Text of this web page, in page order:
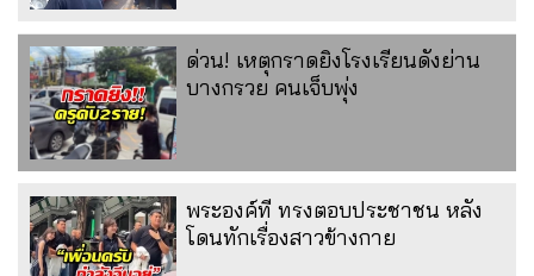
ด่วน! เหตุกราดยิงโรงเรียนดังย่าน
บางกรวย คนเจ็บพุ่ง
พระองค์ที ทรงตอบประชาชน หลัง
โดนทักเรื่องสาวข้างกาย